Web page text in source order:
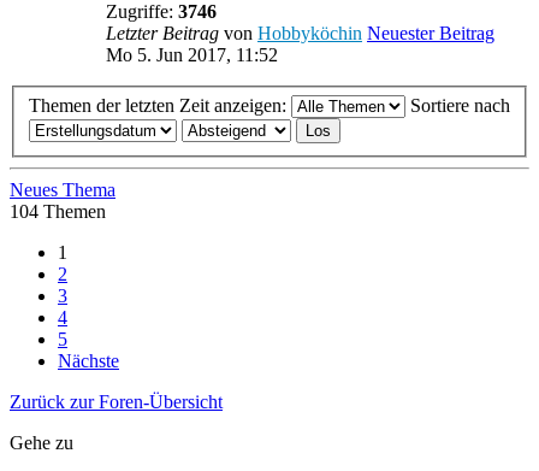
Zugriffe: 3746
Letzter Beitrag von Hobbyköchin Neuester Beitrag
Mo 5. Jun 2017, 11:52
Themen der letzten Zeit anzeigen: Sortiere nach
Neues Thema
104 Themen
1
2
3
4
5
Nächste
Zurück zur Foren-Übersicht
Gehe zu